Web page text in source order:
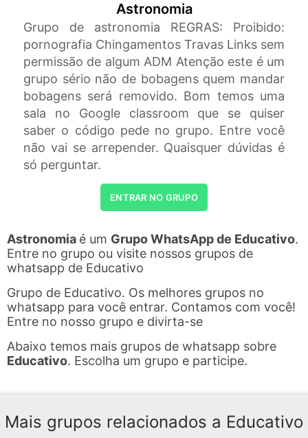
Astronomia
Grupo de astronomia REGRAS: Proibido:
pornografia Chingamentos Travas Links sem
permissão de algum ADM Atenção este é um
grupo sério não de bobagens quem mandar
bobagens será removido. Bom temos uma
sala no Google classroom que se quiser
saber o código pede no grupo. Entre você
não vai se arrepender. Quaisquer dúvidas é
só perguntar.
ENTRAR NO GRUPO
Astronomia é um Grupo WhatsApp de Educativo.
Entre no grupo ou visite nossos grupos de
whatsapp de Educativo
Grupo de Educativo. Os melhores grupos no
whatsapp para você entrar. Contamos com você!
Entre no nosso grupo e divirta-se
Abaixo temos mais grupos de whatsapp sobre
Educativo. Escolha um grupo e participe.
Mais grupos relacionados a Educativo